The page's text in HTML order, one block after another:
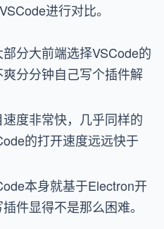
进行对比。
分大前端选择VSCode的
分分钟自己写个插件解
度非常快，几乎同样的
的打开速度远远快于
本身就基于Electron开
件显得不是那么困难。